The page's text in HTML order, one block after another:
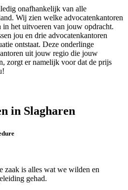
onafhankelijk van alle
Wij zien welke advocatenkantoren
het uitvoeren van jouw opdracht.
jou en drie advocatenkantoren
ontstaat. Deze onderlinge
uit jouw regio die jouw
zorgt er namelijk voor dat de prijs
in Slagharen
zaak is alles wat we wilden en
gehad.